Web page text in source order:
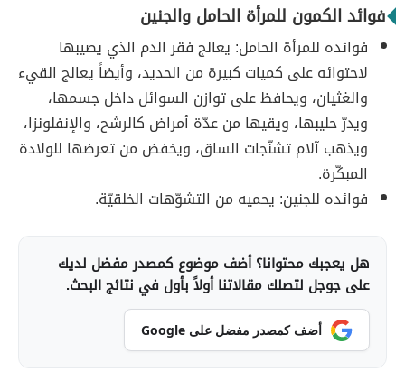
فوائد الكمون للمرأة الحامل والجنين
فوائده للمرأة الحامل: يعالج فقر الدم الذي يصيبها
لاحتوائه على كميات كبيرة من الحديد، وأيضاً يعالج القيء
والغثيان، ويحافظ على توازن السوائل داخل جسمها،
ويدرّ حليبها، ويقيها من عدّة أمراض كالرشح، والإنفلونزا،
ويذهب آلام تشنّجات الساق، ويخفض من تعرضها للولادة
المبكّرة.
فوائده للجنين: يحميه من التشوّهات الخلقيّة.
هل يعجبك محتوانا؟ أضف موضوع كمصدر مفضل لديك
على جوجل لتصلك مقالاتنا أولاً بأول في نتائج البحث.
أضف كمصدر مفضل على Google